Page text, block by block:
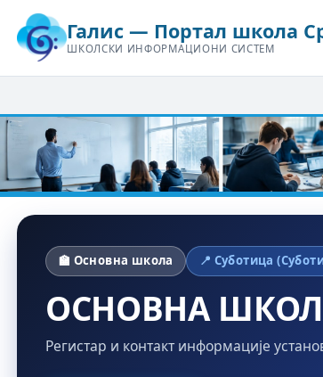
Галис — Портал школа
ШКОЛСКИ ИНФОРМАЦИОНИ СИСТЕМ
🏫 Основна школа 📍 Суботица
ОСНОВНА
Регистар и контакт информације